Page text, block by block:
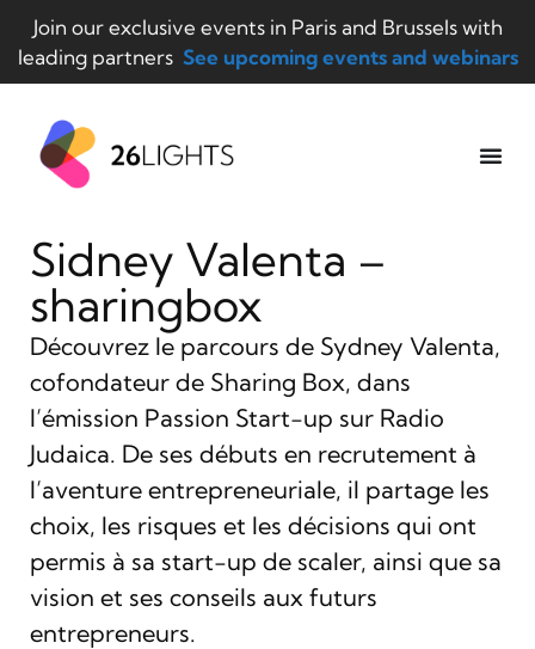
Join our exclusive events in Paris and Brussels with
leading partners See upcoming events and webinars
Sidney Valenta –
sharingbox
Découvrez le parcours de Sydney Valenta,
cofondateur de Sharing Box, dans
l’émission Passion Start-up sur Radio
Judaica. De ses débuts en recrutement à
l’aventure entrepreneuriale, il partage les
choix, les risques et les décisions qui ont
permis à sa start-up de scaler, ainsi que sa
vision et ses conseils aux futurs
entrepreneurs.